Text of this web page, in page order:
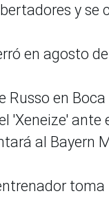
y se
en agosto
Russo en
'Xeneize'
al Bayern